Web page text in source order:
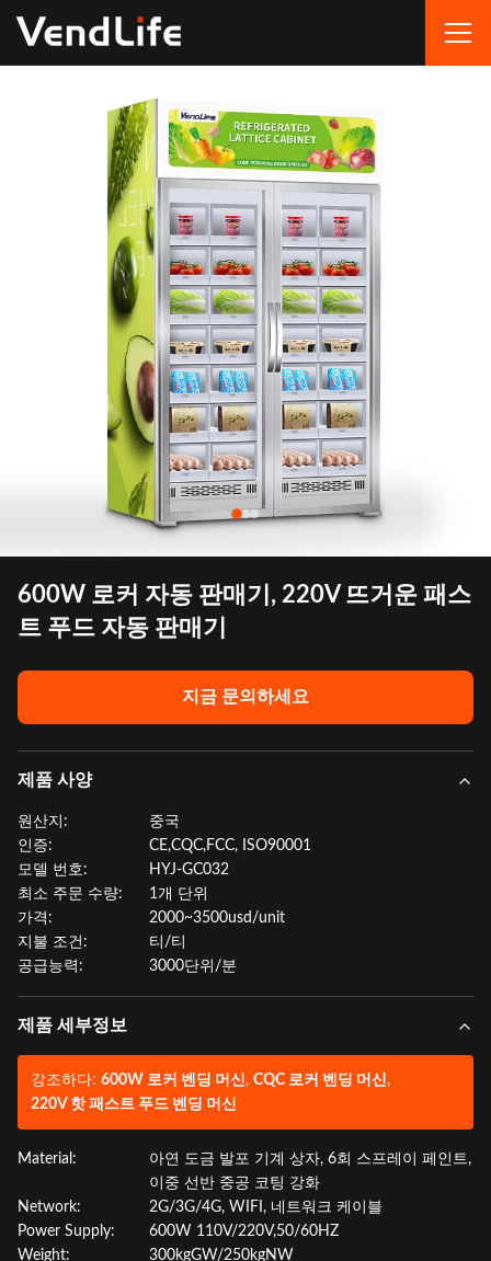
600W 로커 자동 판매기, 220V 뜨거운 패스
트 푸드 자동 판매기
지금 문의하세요
제품 사양
원산지:
중국
인증:
CE,CQC,FCC, ISO90001
모델 번호:
HYJ-GC032
최소 주문 수량:
1개 단위
가격:
2000~3500usd/unit
지불 조건:
티/티
공급능력:
3000단위/분
제품 세부정보
강조하다: 600W 로커 벤딩 머신, CQC 로커 벤딩 머신,
220V 핫 패스트 푸드 벤딩 머신
Material:
아연 도금 발포 기계 상자, 6회 스프레이 페인트,
이중 선반 중공 코팅 강화
Network:
2G/3G/4G, WIFI, 네트워크 케이블
Power Supply:
600W 110V/220V,50/60HZ
Weight:
300kgGW/250kgNW